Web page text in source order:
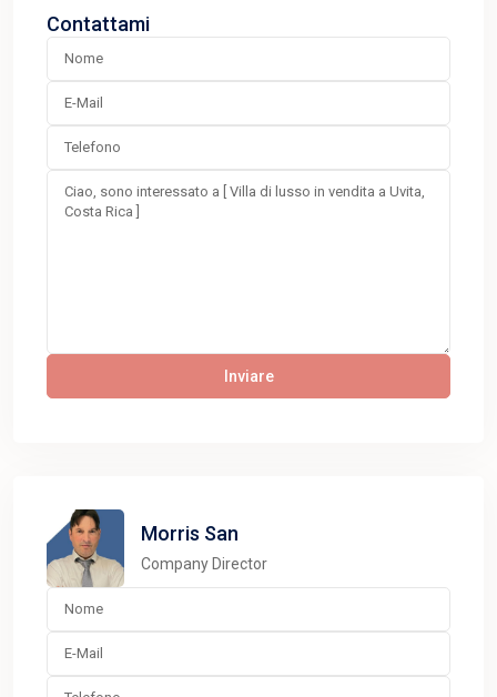
Contattami
Morris San
Company Director